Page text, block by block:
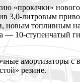
«прокачки»
3,0-литровым
топливным
10-ступенчатый
амортизаторы
резине.